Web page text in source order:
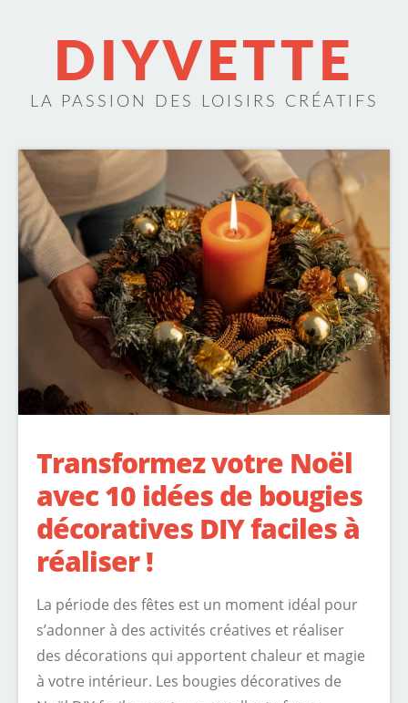
DIYVETTE
LA PASSION DES LOISIRS CRÉATIFS
Transformez votre Noël
avec 10 idées de bougies
décoratives DIY faciles à
réaliser !
La période des fêtes est un moment idéal pour
s’adonner à des activités créatives et réaliser
des décorations qui apportent chaleur et magie
à votre intérieur. Les bougies décoratives de